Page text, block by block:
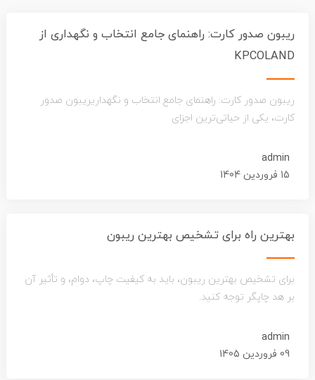
ریبون صدور کارت: راهنمای جامع انتخاب و نگهداری از
KPCOLAND
ریبون صدور کارت: راهنمای جامع انتخاب و نگهداریریبون صدور
کارت، یکی از حیاتی‌ترین اجزای
admin
بهترین راه برای تشخیص بهترین ریبون
برای تشخیص بهترین ریبون، باید به کیفیت چاپ، دوام، و تأثیر آن
بر هد چاپگر توجه کنید.
admin